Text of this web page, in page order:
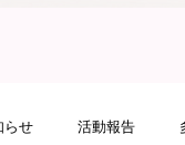
らせ 活動報告